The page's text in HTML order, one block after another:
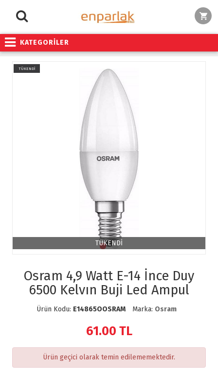
KATEGORİLER
TÜKENDİ
TÜKENDİ
Osram 4,9 Watt E-14 İnce Duy
6500 Kelvın Buji Led Ampul
Ürün Kodu: E14865OOSRAM Marka: Osram
61.00 TL
Ürün geçici olarak temin edilememektedir.